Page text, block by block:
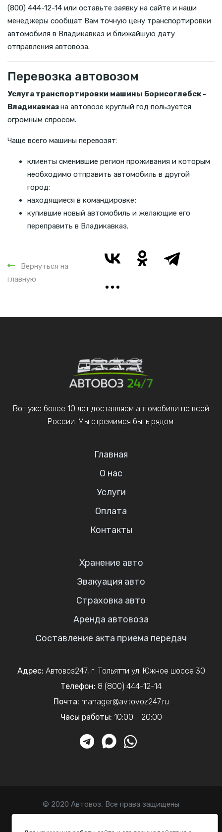
(800) 444-12-14 или оставьте заявку на сайте и наши
менеджеры сообщат Вам точную цену транспортировки
автомобиля в Владикавказ и ближайшую дату
отправления автовоза.
Перевозка автовозом
Услуга транспортировки машины Борисоглебск -
Владикавказна автовозе круглый год пользуется
огромным спросом.
Чаще всего машины перевозят:
клиенты сменившие регион проживания и которым
необходимо отправить автомобиль в другой
город;
находящиеся в командировке;
купившие новый автомобиль и желающие его
переправить в Владикавказ.
Вернуться на
главную
Вот уже более 10 лет доставляем автомобили по всей
России. Мы стремимся быть рядом.
Главная
О нас
Услуги
Оплата
Контакты
Хранение авто
Эвакуация авто
Страховка авто
Аренда автовоза
Составление акта приема передач
Адрес: Автовоз247, г. Тольятти ул. Южное шоссе 30
Телефон: 8 (800) 444-12-14
Почта: manager@avtovoz247.ru
Часы работы: 10:00 - 20:00
© 2020 Автовоз, Все права защищены